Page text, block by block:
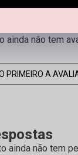
ainda não tem
PRIMEIRO A
ainda não tem